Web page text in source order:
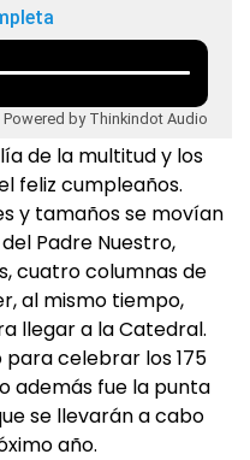
Powered by Thinkindot Audio
de la multitud y los
feliz cumpleaños.
y tamaños se movían
Padre Nuestro,
cuatro columnas de
al mismo tiempo,
llegar a la Catedral.
para celebrar los 175
además fue la punta
se llevarán a cabo
año.